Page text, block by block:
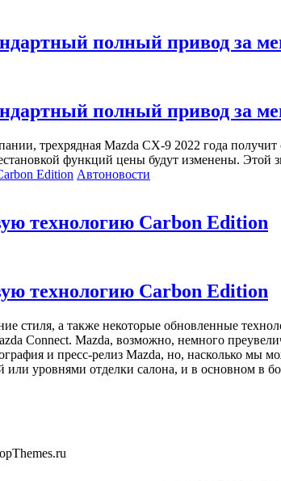
полный привод за
полный привод за
трехрядная Mazda CX-9 2022 года
функций цены будут изменены. Этой
Автоновости
технологию Carbon Edition
технологию Carbon Edition
стиля, а также некоторые обновленные
Connect. Mazda, возможно, немного
и пресс-релиз Mazda, но, насколько мы
уровнями отделки салона, и в основном в